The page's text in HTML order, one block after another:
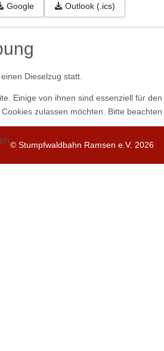
Google Outlook (.ics)
Dieselzug statt.
© Stumpfwaldbahn Ramsen e.V. 2026
Einige von ihnen sind essenziell für
zulassen möchten. Bitte